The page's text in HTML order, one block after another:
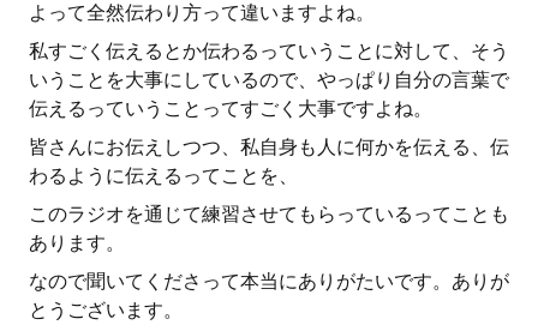
よって全然伝わり方って違いますよね。
私すごく伝えるとか伝わるっていうことに対して、そう
いうことを大事にしているので、やっぱり自分の言葉で
伝えるっていうことってすごく大事ですよね。
皆さんにお伝えしつつ、私自身も人に何かを伝える、伝
わるように伝えるってことを、
このラジオを通じて練習させてもらっているってことも
あります。
なので聞いてくださって本当にありがたいです。ありが
とうございます。